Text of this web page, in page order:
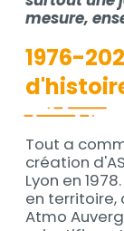
mesure,
1976-
Tout a
création
Lyon en
en territoire,
Atmo